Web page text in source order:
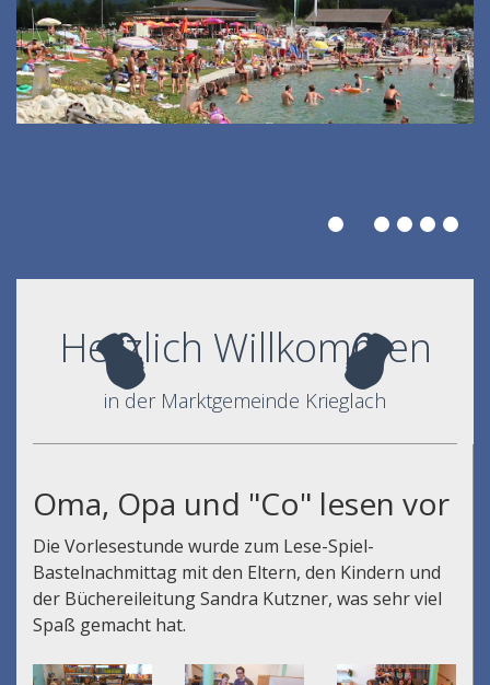
Herzlich Willkommen
in der Marktgemeinde Krieglach
Oma, Opa und "Co" lesen vor
Die Vorlesestunde wurde zum Lese-Spiel-
Bastelnachmittag mit den Eltern, den Kindern und
der Büchereileitung Sandra Kutzner, was sehr viel
Spaß gemacht hat.